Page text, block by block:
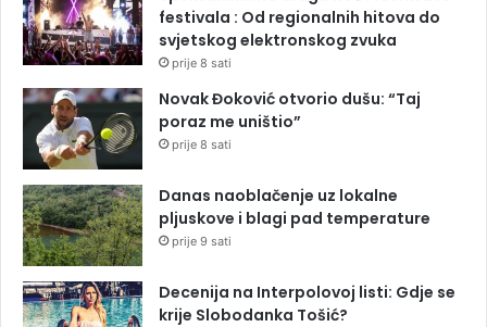
festivala : Od regionalnih hitova do
svjetskog elektronskog zvuka
prije 8 sati
Novak Đoković otvorio dušu: “Taj
poraz me uništio”
prije 8 sati
Danas naoblačenje uz lokalne
pljuskove i blagi pad temperature
prije 9 sati
Decenija na Interpolovoj listi: Gdje se
krije Slobodanka Tošić?